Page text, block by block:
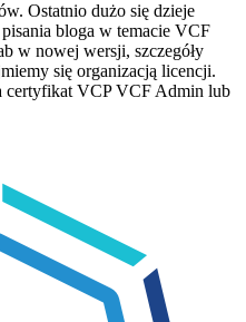
Ostatnio dużo się dzieje
bloga w temacie VCF
w nowej wersji, szczegóły
się organizacją licencji.
certyfikat VCP VCF Admin lub